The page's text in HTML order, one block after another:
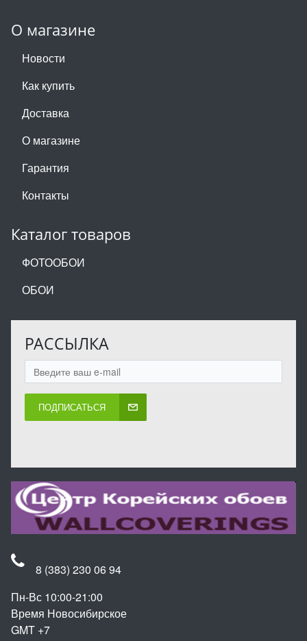
О магазине
Новости
Как купить
Доставка
О магазине
Гарантия
Контакты
Каталог товаров
ФОТООБОИ
ОБОИ
РАССЫЛКА
ПОДПИСАТЬСЯ
8 (383) 230 06 94
Пн-Вс 10:00-21:00
Время Новосибирское
GMT +7